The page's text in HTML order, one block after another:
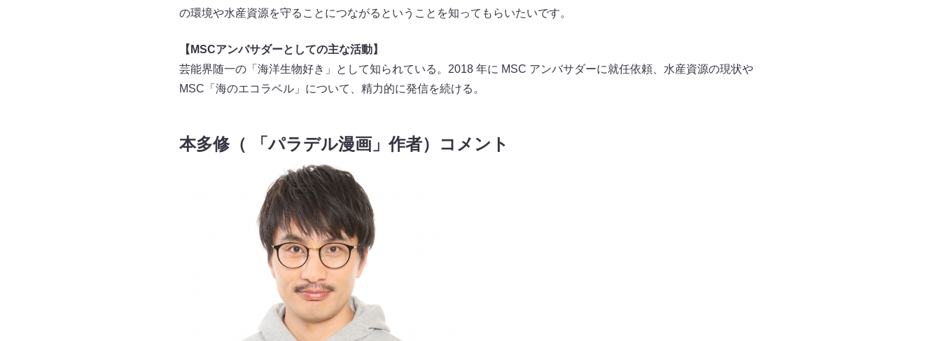
の環境や水産資源を守ることにつながるということを知ってもらいたいです。
【MSCアンバサダーとしての主な活動】
芸能界随一の「海洋生物好き」として知られている。2018 年に MSC アンバサダーに就任依頼、水産資源の現状や
MSC「海のエコラベル」について、精力的に発信を続ける。
本多修（ 「パラデル漫画」作者）コメント